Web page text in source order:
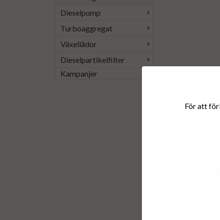
Dieselpump
Turboaggregat
Växellådor
Dieselpartikelfilter
Kampanjer
För att